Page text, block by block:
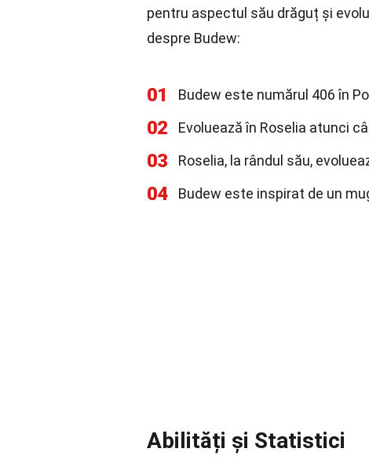
pentru aspectul său drăguț și
despre Budew:
01 Budew este numărul 406 în
02 Evoluează în Roselia atunci
03 Roselia, la rândul său,
04 Budew este inspirat de un
Abilități și Statistici